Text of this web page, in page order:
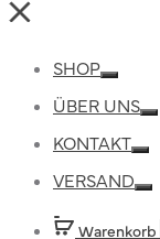
Close
SHOP
ÜBER UNS
KONTAKT
VERSAND
Warenkorb